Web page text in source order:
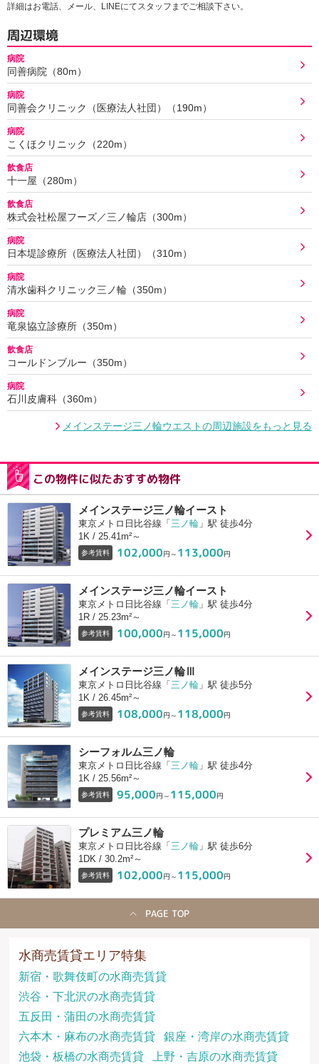
詳細はお電話、メール、LINEにてスタッフまでご相談下さい。
周辺環境
病院
同善病院（80m）
病院
同善会クリニック（医療法人社団）（190m）
病院
こくほクリニック（220m）
飲食店
十一屋（280m）
飲食店
株式会社松屋フーズ／三ノ輪店（300m）
病院
日本堤診療所（医療法人社団）（310m）
病院
清水歯科クリニック三ノ輪（350m）
病院
竜泉協立診療所（350m）
飲食店
コールドンブルー（350m）
病院
石川皮膚科（360m）
メインステージ三ノ輪ウエストの周辺施設をもっと見る
この物件に似たおすすめ物件
メインステージ三ノ輪イースト
東京メトロ日比谷線「 三ノ輪 」駅 徒歩4分
1K / 25.41m²～
参考賃料 102,000円～ 113,000円
メインステージ三ノ輪イースト
東京メトロ日比谷線「 三ノ輪 」駅 徒歩4分
1R / 25.23m²～
参考賃料 100,000円～ 115,000円
メインステージ三ノ輪Ⅲ
東京メトロ日比谷線「 三ノ輪 」駅 徒歩5分
1K / 26.45m²～
参考賃料 108,000円～ 118,000円
シーフォルム三ノ輪
東京メトロ日比谷線「 三ノ輪 」駅 徒歩4分
1K / 25.56m²～
参考賃料 95,000円～ 115,000円
プレミアム三ノ輪
東京メトロ日比谷線「 三ノ輪 」駅 徒歩6分
1DK / 30.2m²～
参考賃料 102,000円～ 115,000円
PAGE TOP
水商売賃貸エリア特集
新宿・歌舞伎町の水商売賃貸
渋谷・下北沢の水商売賃貸
五反田・蒲田の水商売賃貸
六本木・麻布の水商売賃貸
銀座・湾岸の水商売賃貸
池袋・板橋の水商売賃貸
上野・吉原の水商売賃貸